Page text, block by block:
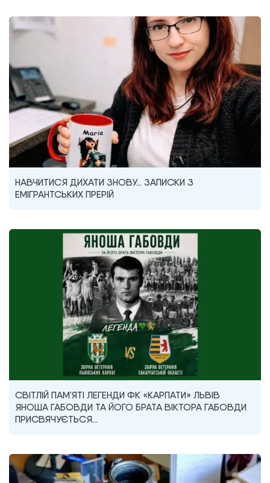
НАВЧИТИСЯ ДИХАТИ ЗНОВУ… ЗАПИСКИ З
ЕМІГРАНТСЬКИХ ПРЕРІЙ
СВІТЛІЙ ПАМ’ЯТІ ЛЕГЕНДИ ФК «КАРПАТИ» ЛЬВІВ
ЯНОША ГАБОВДИ ТА ЙОГО БРАТА ВІКТОРА ГАБОВДИ
ПРИСВЯЧУЄТЬСЯ…